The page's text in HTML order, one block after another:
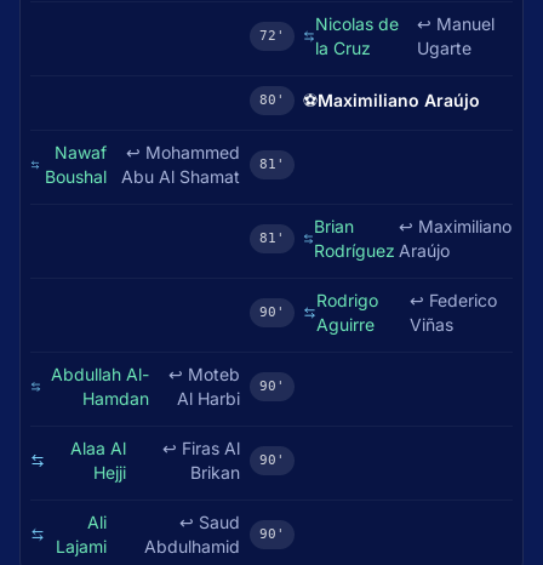
72'
Nicolas de
la Cruz
↩ Manuel
Ugarte
80' ⚽Maximiliano Araújo
Nawaf
Boushal
↩ Mohammed
Abu Al Shamat
81'
81'
Brian
Rodríguez
↩ Maximiliano
Araújo
90'
Rodrigo
Aguirre
↩ Federico
Viñas
Abdullah Al-
Hamdan
↩ Moteb
Al Harbi
90'
Alaa Al
Hejji
↩ Firas Al
Brikan
90'
Ali
Lajami
↩ Saud
Abdulhamid
90'